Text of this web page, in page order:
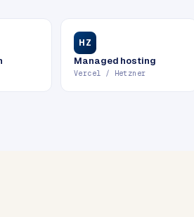
HZ
Managed hosting
Vercel / Hetzner